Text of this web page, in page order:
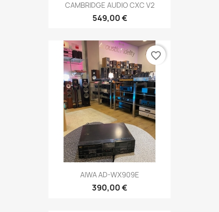
CAMBRIDGE AUDIO CXC V2
549,00 €
AIWA AD-WX909E
390,00 €
favorite_border